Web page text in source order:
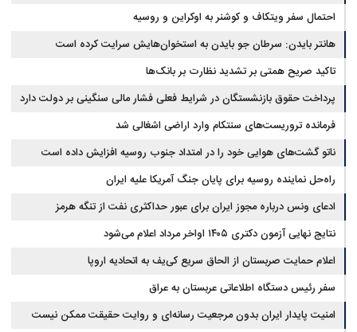
احتمال سفر ویتکاف و کوشنر به اوکراین و روسیه
هانتر بایدن: سرطان جو بایدن به استخوان‌هایش سرایت کرده است
تاکید صریح همتی بر تشدید نظارت بر بانک‌ها
پرداخت حقوق بازنشستگان در شرایط فعلی فشار مالی سنگینی بر دولت دارد
فرمانده تروریست‌های سنتکام وارد اراضی اشغالی شد
ناتو گشت‌های هوایی خود را در امتداد جنوب روسیه افزایش داده است
راه‌حل نماینده روسیه برای پایان جنگ آمریکا علیه ایران
ادعای ونس درباره مجوز ایران برای عبور حداکثری نفت از تنگه هرمز
نتایج نهایی آزمون دکتری ۱۴۰۵ اواخر مرداد اعلام می‌شود
اعلام حمایت صربستان از الحاق سریع کی‌یف به اتحادیه اروپا
سفر رئیس دستگاه اطلاعاتی عربستان به عراق
امنیت پایدار ایران بدون مرجعیت رسانه‌ای و روایت حقیقت ممکن نیست